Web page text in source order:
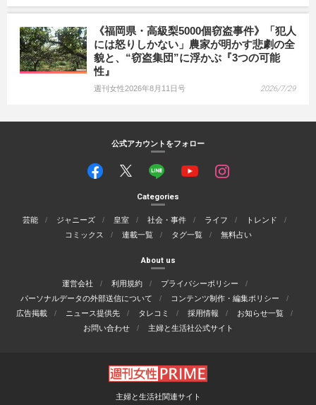
《福岡県・高級梨5000個窃盗事件》「犯人
には怒りしかない」農家が明かす悲劇の全
貌と、“窃盗集団”に浮かぶ『3つの可能
性』
週刊女性2026年8月11日号 2026/7/29
公式アカウントをフォロー
Categories
芸能 ジャニーズ 皇室 社会・事件 ライフ
トレンド
コミックス
連載一覧 タグ一覧 無料占い
About us
運営会社 利用規約
プライバシーポリシー
パーソナルデータの外部送信について
コンテンツ制作・編集ポリシー
広告掲載
ニュース提供先 タレコミ 採用情報
お知らせ一覧
お問い合わせ
主婦と生活社公式サイト
主婦と生活社関連サイト